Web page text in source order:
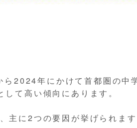
2024年にかけて首都圏の中
て高い傾向にあります。
主に2つの要因が挙げられます